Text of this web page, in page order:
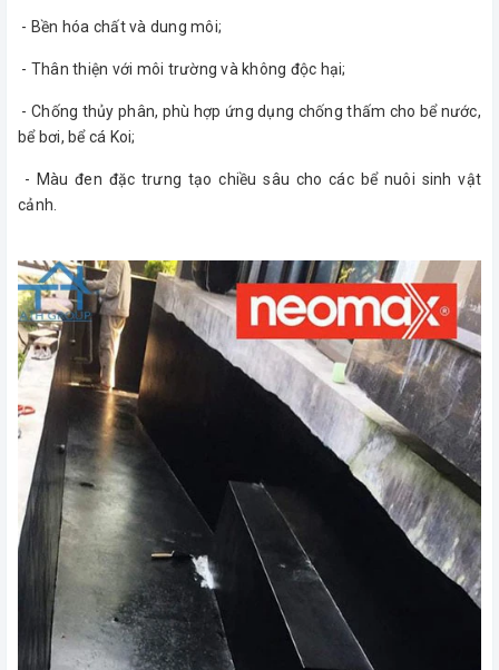
- Bền hóa chất và dung môi;
- Thân thiện với môi trường và không độc hại;
- Chống thủy phân, phù hợp ứng dụng chống thấm cho bể nước,
bể bơi, bể cá Koi;
- Màu đen đặc trưng tạo chiều sâu cho các bể nuôi sinh vật
cảnh.